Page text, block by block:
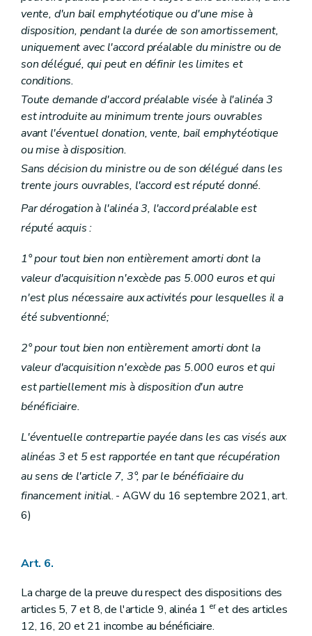
vente, d'un bail emphytéotique ou d'une mise à
disposition, pendant la durée de son amortissement,
uniquement avec l'accord préalable du ministre ou de
son délégué, qui peut en définir les limites et
conditions.
Toute demande d'accord préalable visée à l'alinéa 3
est introduite au minimum trente jours ouvrables
avant l'éventuel donation, vente, bail emphytéotique
ou mise à disposition.
Sans décision du ministre ou de son délégué dans les
trente jours ouvrables, l'accord est réputé donné.
Par dérogation à l'alinéa 3, l'accord préalable est
réputé acquis :
1° pour tout bien non entièrement amorti dont la
valeur d'acquisition n'excède pas 5.000 euros et qui
n'est plus nécessaire aux activités pour lesquelles il a
été subventionné;
2° pour tout bien non entièrement amorti dont la
valeur d'acquisition n'excède pas 5.000 euros et qui
est partiellement mis à disposition d'un autre
bénéficiaire.
L'éventuelle contrepartie payée dans les cas visés aux
alinéas 3 et 5 est rapportée en tant que récupération
au sens de l'article 7, 3°, par le bénéficiaire du
financement initial. - AGW du 16 septembre 2021, art.
6)
Art. 6.
La charge de la preuve du respect des dispositions des
articles 5, 7 et 8, de l'article 9, alinéa 1 eret des articles
12, 16, 20 et 21 incombe au bénéficiaire.